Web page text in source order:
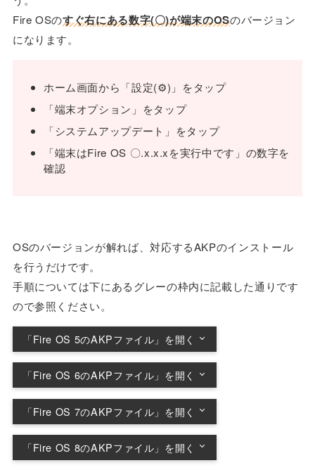
Fire OSのすぐ右にある数字(〇)が端末のOSのバージョン
になります。
ホーム画面から「設定(⚙)」をタップ
「端末オプション」をタップ
「システムアップデート」をタップ
「端末はFire OS 〇.x.x.xを実行中です」の数字を
確認
OSのバージョンが解れば、対応するAKPのインストール
を行うだけです。
手順については下にあるグレーの枠内に記載した通りです
ので参照ください。
「Fire OS 5のAKPファイル」を開く
順にダウンロードし、順にインストールする
Google Account Manager 5.1-1743759
(Android 5.0+)
Google Account Manager 5.1-1743759
(Android 5.0+)
「Fire OS 6のAKPファイル」を開く
順にダウンロードし、順にインストールする
Google Account Manager 7.1.2 (Android 6.0+)
Google Services Framework 7.1.2 (Android
「Fire OS 7のAKPファイル」を開く
順にダウンロードし、順にインストールする
Google Account Manager 7.1.2 (Android 6.0+)
「Fire OS 8のAKPファイル」を開く